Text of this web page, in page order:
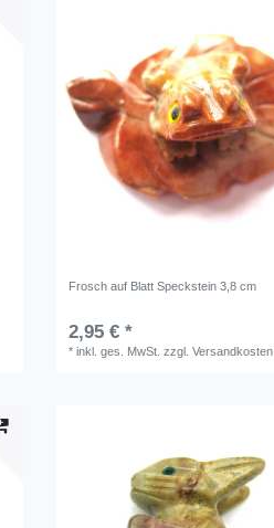
Frosch auf Blatt Speckstein 3,8 cm
2,95 € *
*inkl. ges. MwSt. zzgl.Versandkosten